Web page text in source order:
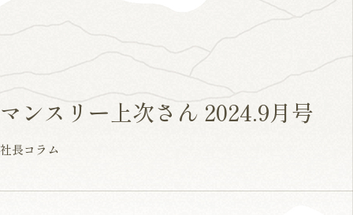
マンスリー上次さん 2024.9月号
社長コラム